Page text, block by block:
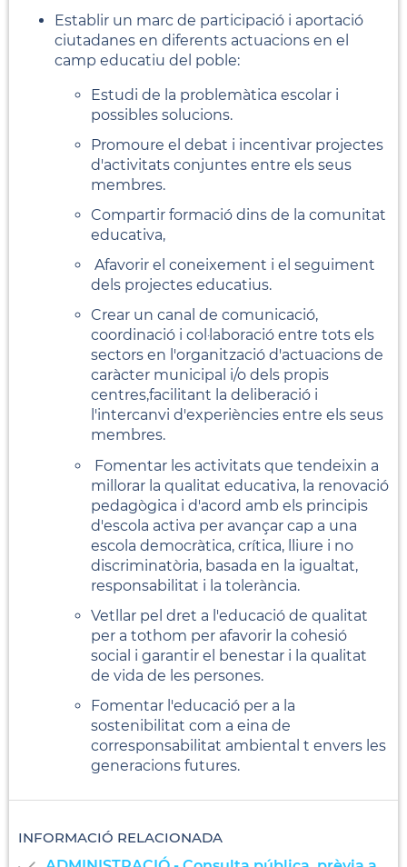
Establir un marc de participació i aportació
ciutadanes en diferents actuacions en el
camp educatiu del poble:
Estudi de la problemàtica escolar i
possibles solucions.
Promoure el debat i incentivar projectes
d'activitats conjuntes entre els seus
membres.
Compartir formació dins de la comunitat
educativa,
Afavorir el coneixement i el seguiment
dels projectes educatius.
Crear un canal de comunicació,
coordinació i col·laboració entre tots els
sectors en l'organització d'actuacions de
caràcter municipal i/o dels propis
centres,facilitant la deliberació i
l'intercanvi d'experiències entre els seus
membres.
Fomentar les activitats que tendeixin a
millorar la qualitat educativa, la renovació
pedagògica i d'acord amb els principis
d'escola activa per avançar cap a una
escola democràtica, crítica, lliure i no
discriminatòria, basada en la igualtat,
responsabilitat i la tolerància.
Vetllar pel dret a l'educació de qualitat
per a tothom per afavorir la cohesió
social i garantir el benestar i la qualitat
de vida de les persones.
Fomentar l'educació per a la
sostenibilitat com a eina de
corresponsabilitat ambiental t envers les
generacions futures.
INFORMACIÓ RELACIONADA